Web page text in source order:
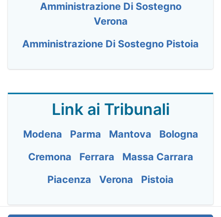
Amministrazione Di Sostegno
Verona
Amministrazione Di Sostegno Pistoia
Link ai Tribunali
Modena Parma Mantova
Bologna
Cremona
Ferrara
Massa Carrara
Piacenza
Verona Pistoia